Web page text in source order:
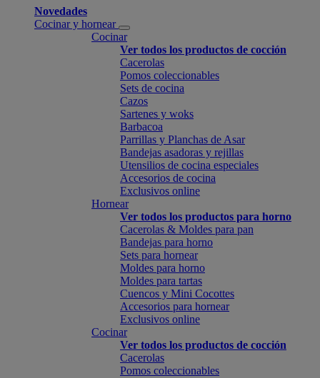
Novedades
Cocinar y hornear
Cocinar
Ver todos los productos de cocción
Cacerolas
Pomos coleccionables
Sets de cocina
Cazos
Sartenes y woks
Barbacoa
Parrillas y Planchas de Asar
Bandejas asadoras y rejillas
Utensilios de cocina especiales
Accesorios de cocina
Exclusivos online
Hornear
Ver todos los productos para horno
Cacerolas & Moldes para pan
Bandejas para horno
Sets para hornear
Moldes para horno
Moldes para tartas
Cuencos y Mini Cocottes
Accesorios para hornear
Exclusivos online
Cocinar
Ver todos los productos de cocción
Cacerolas
Pomos coleccionables